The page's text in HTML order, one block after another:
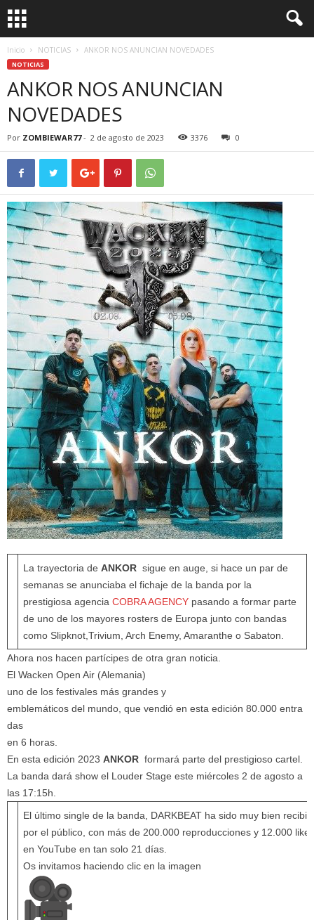
Inicio NOTICIAS ANKOR NOS ANUNCIAN NOVEDADES
NOTICIAS
ANKOR NOS ANUNCIAN
NOVEDADES
Por ZOMBIEWAR77- 2 de agosto de 2023 3376 0
La trayectoria de ANKOR sigue en auge, si hace un par de
semanas se anunciaba el fichaje de la banda por la
prestigiosa agencia COBRA AGENCY pasando a formar parte
de uno de los mayores rosters de Europa junto con bandas
como Slipknot,Trivium, Arch Enemy, Amaranthe o Sabaton.
Ahora nos hacen partícipes de otra gran noticia.
El Wacken Open Air (Alemania)
uno de los festivales más grandes y
emblemáticos del mundo, que vendió en esta edición 80.000 entra
das
en 6 horas.
En esta edición 2023 ANKOR formará parte del prestigioso cartel.
La banda dará show el Louder Stage este miércoles 2 de agosto a
las 17:15h.
El último single de la banda, DARKBEAT ha sido muy bien
por el público, con más de 200.000 reproducciones y 12.000 likes
en YouTube en tan solo 21 días.
Os invitamos haciendo clic en la imagen